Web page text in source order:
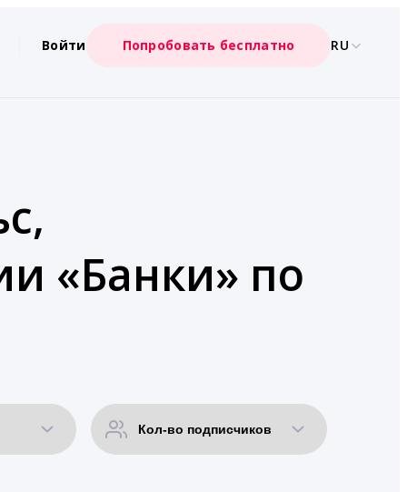
Войти Попробовать бесплатно RU
«Банки» по